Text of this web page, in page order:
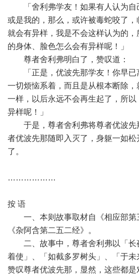
「舍利弗学友！如果有人认为自
或是我的，那么，或许被毒蛇咬了
就会有异样，我是不会这样认为的
的身体、脸色怎么会有异样呢！」
尊者舍利弗明白了，赞叹道：
「正是，优波先那学友！你早已
一切烦恼系着，而且是从根本断除
一样，以后永远不会再生起了，所
异样呢！」
于是，尊者舍利弗将尊者优波先
者优波先那随即入灭了，身躯一如
了。
………………
按 语
一、本则故事取材自《相应部第
《杂阿含第二五二经》。
二、故事中，尊者舍利弗以「长
着使」、「如截多罗树头」、「于
赞叹尊者优波先那，显然，这些都